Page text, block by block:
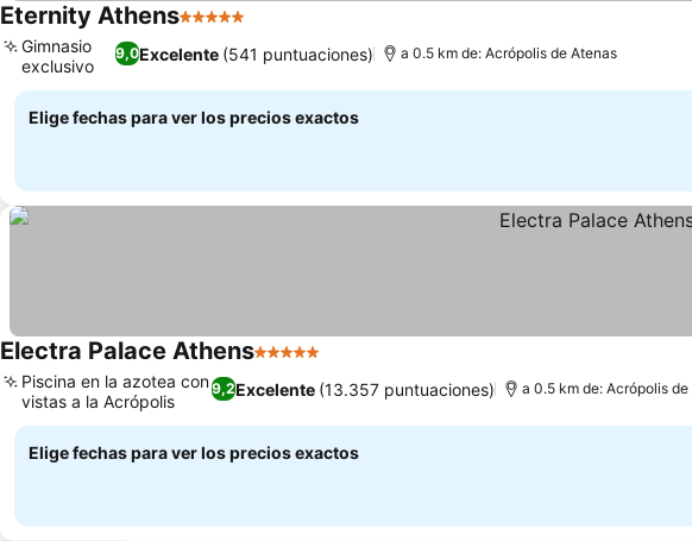
Eternity Athens5 Estrellas
9,0Excelente (541 puntuaciones)
Gimnasio
exclusivo
a 0.5 km de: Acrópolis de Atenas
Elige fechas para ver los precios exactos
Electra Palace Athens5 Estrellas
9,2Excelente (13.357 puntuaciones)
Piscina en la azotea con
vistas a la Acrópolis
a 0.5 km de: Acrópolis de
Elige fechas para ver los precios exactos